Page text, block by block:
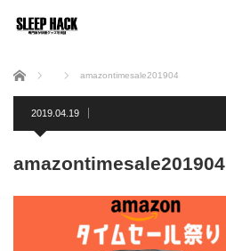
ホーム amazontimesale201904
2019.04.19
amazontimesale201904